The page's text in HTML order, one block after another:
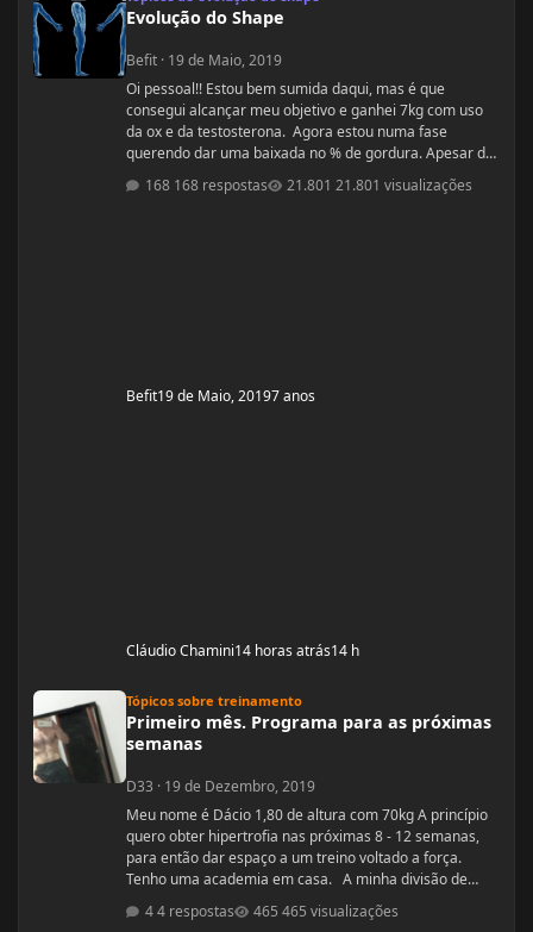
Evolução do Shape
Befit · 19 de Maio, 2019
Oi pessoal!! Estou bem sumida daqui, mas é que
consegui alcançar meu objetivo e ganhei 7kg com uso
da ox e da testosterona. Agora estou numa fase
querendo dar uma baixada no % de gordura. Apesar de
estudar nutrição e saber exatamente o que devo fazer,
gostaria de compartilhamento de treinos e talvez
168 respostas 21.801 visualizações
Befit19 de Maio, 20197 anos
Cláudio Chamini14 horas atrás14 h
Tópicos sobre treinamento
Primeiro mês. Programa para as próximas
semanas
D33 · 19 de Dezembro, 2019
Meu nome é Dácio 1,80 de altura com 70kg A princípio
quero obter hipertrofia nas próximas 8 - 12 semanas,
para então dar espaço a um treino voltado a força.
Tenho uma academia em casa. A minha divisão de
RDL: 3x8 - 37,5kg Panturilha com uma perna 3x20 - 8kg
4 respostas 465 visualizações